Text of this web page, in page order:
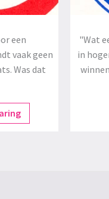
een
vaak geen
Was dat
"Wat
in